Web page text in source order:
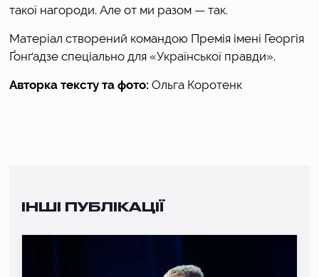
такої нагороди. Але от ми разом — так.
Матеріал створений командою Премія імені Георгія
Ґонґадзе спеціально для «Української правди».
Авторка тексту та фото: Ольга Коротенк
ІНШІ ПУБЛІКАЦІЇ